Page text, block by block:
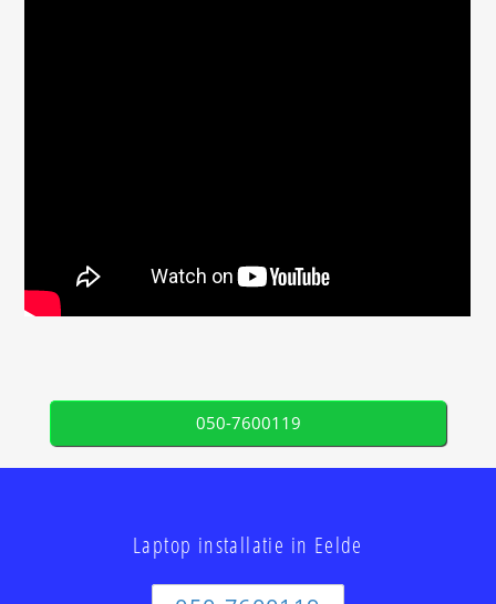
050-7600119
Laptop installatie in Eelde